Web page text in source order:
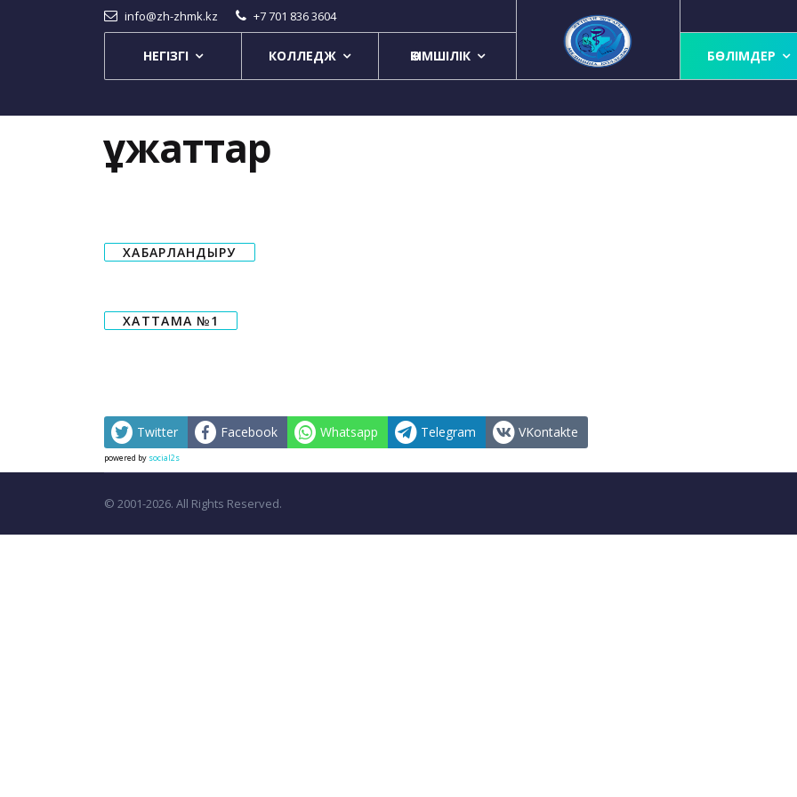
info@zh-zhmk.kz +7 701 836 3604
НЕГІЗГІ КОЛЛЕДЖ ӘКІМШІЛІК БӨЛІМДЕР
Құжаттар
ХАБАРЛАНДЫРУ
ХАТТАМА №1
Twitter Facebook Whatsapp Telegram VKontakte
powered by social2s
© 2001-2026. All Rights Reserved.